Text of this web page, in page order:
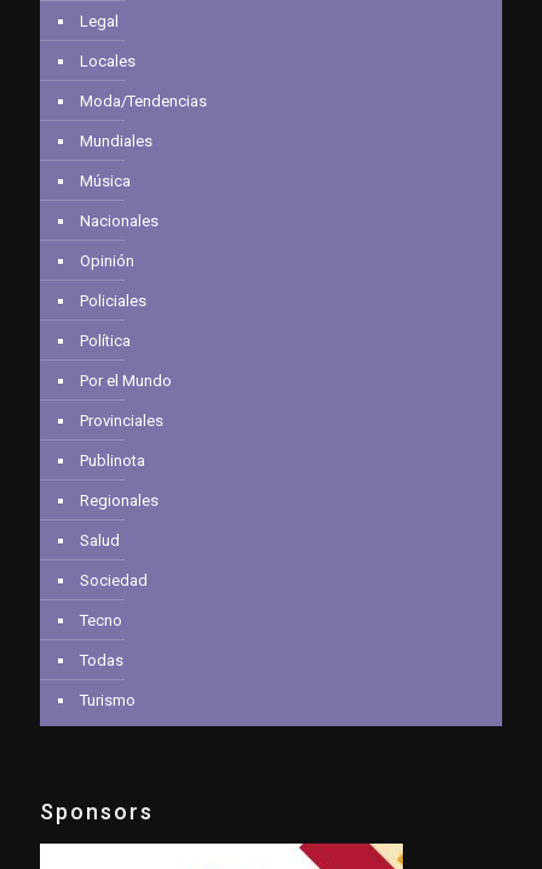
Legal
Locales
Moda/Tendencias
Mundiales
Música
Nacionales
Opinión
Policiales
Política
Por el Mundo
Provinciales
Publinota
Regionales
Salud
Sociedad
Tecno
Todas
Turismo
Sponsors